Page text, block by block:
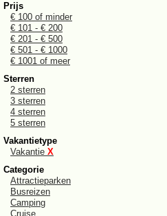
Prijs
€ 100 of minder
€ 101 - € 200
€ 201 - € 500
€ 501 - € 1000
€ 1001 of meer
Sterren
2 sterren
3 sterren
4 sterren
5 sterren
Vakantietype
Vakantie X
Categorie
Attractieparken
Busreizen
Camping
Cruise